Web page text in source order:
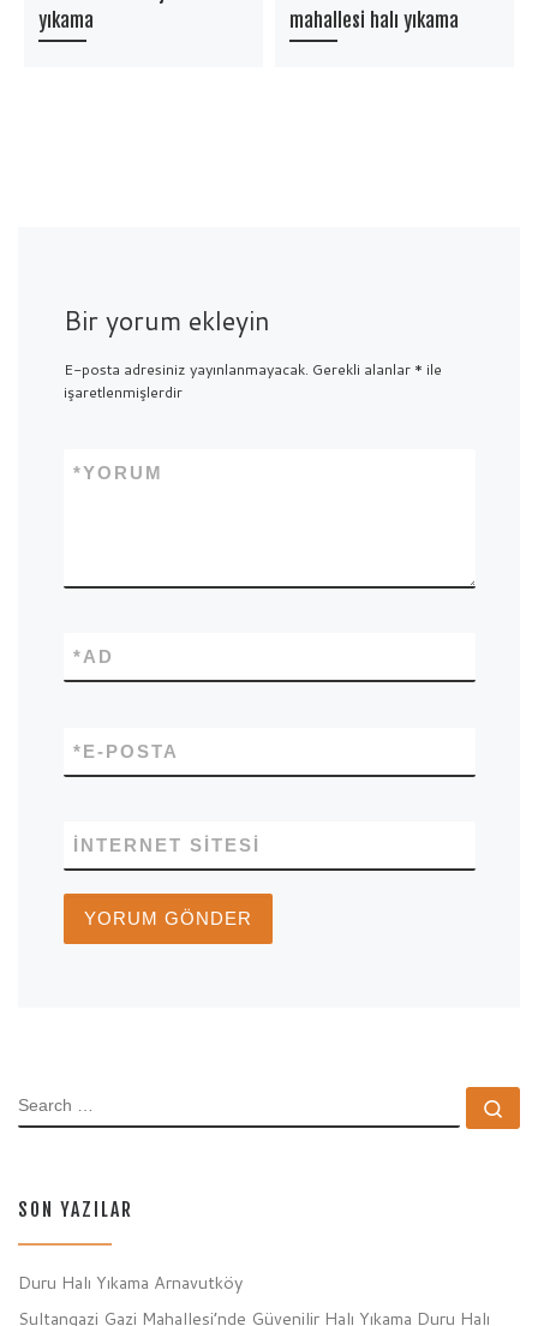
yıkama
mahallesi halı yıkama
Bir yorum ekleyin
E-posta adresiniz yayınlanmayacak. Gerekli alanlar * ile
işaretlenmişlerdir
YORUM
*
AD
*
E-POSTA
*
İNTERNET SITESI
SEARCH
SON YAZILAR
Duru Halı Yıkama Arnavutköy
Sultangazi Gazi Mahallesi’nde Güvenilir Halı Yıkama Duru Halı